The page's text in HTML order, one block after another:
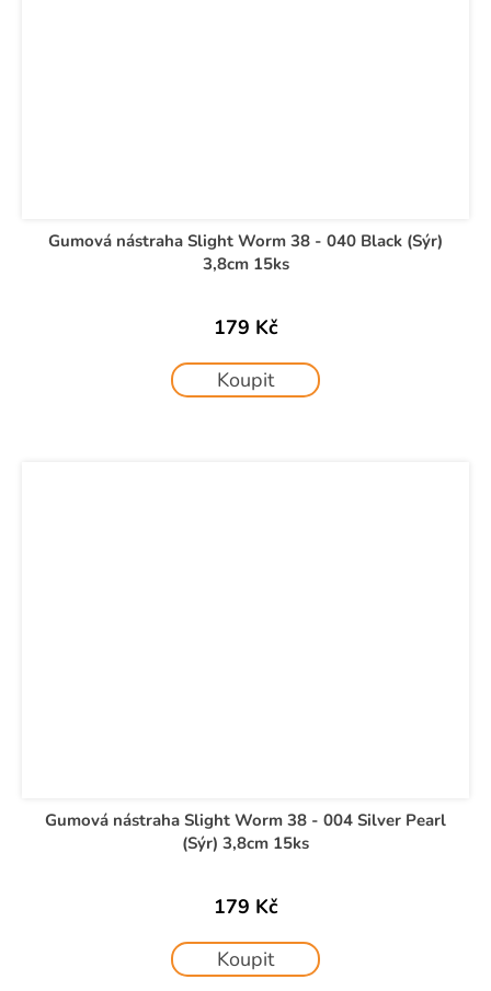
Gumová nástraha Slight Worm 38 - 040 Black (Sýr)
3,8cm 15ks
179 Kč
Koupit
Gumová nástraha Slight Worm 38 - 004 Silver Pearl
(Sýr) 3,8cm 15ks
179 Kč
Koupit